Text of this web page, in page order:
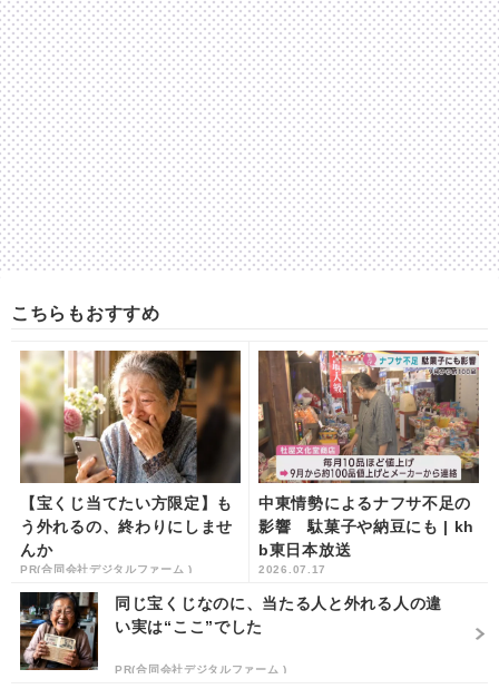
こちらもおすすめ
【宝くじ当てたい方限定】も
う外れるの、終わりにしませ
んか
PR(合同会社デジタルファーム )
中東情勢によるナフサ不足の
影響 駄菓子や納豆にも | kh
b東日本放送
2026.07.17
同じ宝くじなのに、当たる人と外れる人の違
い実は“ここ”でした
PR(合同会社デジタルファーム )